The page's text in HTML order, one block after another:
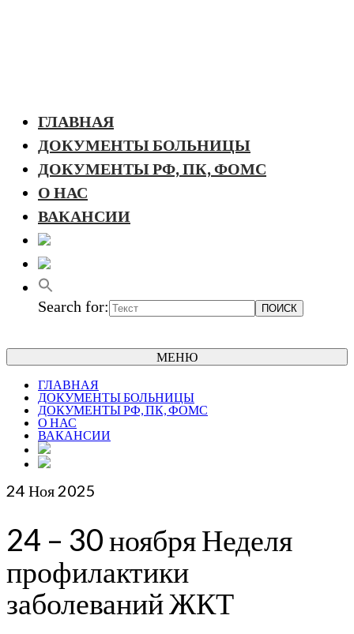
ГЛАВНАЯ
ДОКУМЕНТЫ БОЛЬНИЦЫ
ДОКУМЕНТЫ РФ, ПК, ФОМС
О НАС
ВАКАНСИИ
Search for:
МЕНЮ
ГЛАВНАЯ
ДОКУМЕНТЫ БОЛЬНИЦЫ
ДОКУМЕНТЫ РФ, ПК, ФОМС
О НАС
ВАКАНСИИ
24 Ноя 2025
24 – 30 ноября Неделя
профилактики
заболеваний ЖКТ